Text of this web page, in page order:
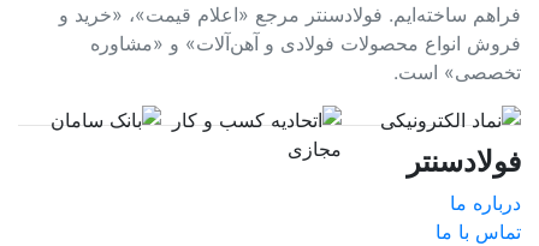
فراهم ساخته‌ایم. فولادسنتر مرجع «اعلام قیمت»، «خرید و
فروش انواع محصولات فولادی و آهن‌آلات» و «مشاوره
تخصصی» است.
فولادسنتر
درباره ما
تماس با ما